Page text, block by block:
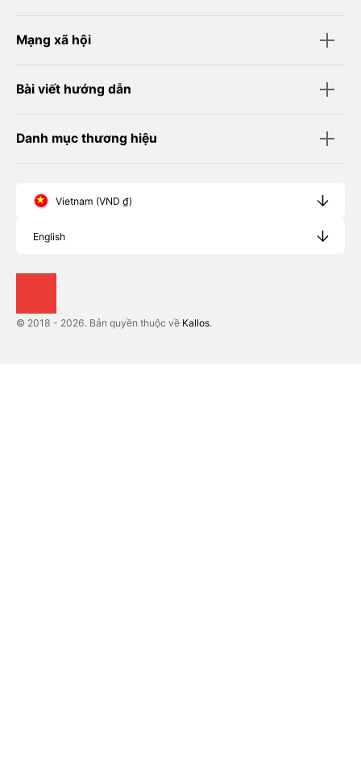
Mạng xã hội
Bài viết hướng dẫn
Danh mục thương hiệu
Vietnam (VND ₫)
English
© 2018 - 2026. Bản quyền thuộc về Kallos.